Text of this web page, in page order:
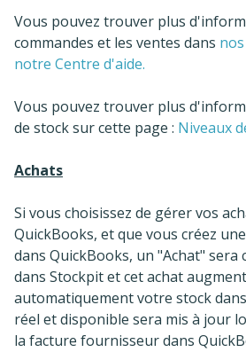
Vous pouvez trouver plus
commandes et les ventes dans
notre Centre d'aide.
Vous pouvez trouver plus
de stock sur cette page : Niveaux
Achats
Si vous choisissez de gérer vos
QuickBooks, et que vous créez
dans QuickBooks, un "Achat" sera
dans Stockpit et cet achat
automatiquement votre stock
réel et disponible sera mis à jour
la facture fournisseur dans